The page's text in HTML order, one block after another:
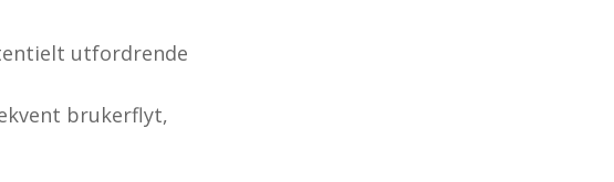
utfordrende
brukerflyt,